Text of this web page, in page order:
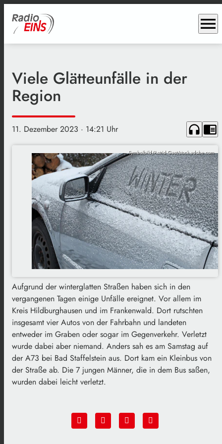
menu
Viele Glätteunfälle in der
Region
11. Dezember 2023 · 14:21 Uhr headphones chrome_reader_mode
Symbolbild/Astrid Gast/stock.adobe.com
Aufgrund der winterglatten Straßen haben sich in den
vergangenen Tagen einige Unfälle ereignet. Vor allem im
Kreis Hildburghausen und im Frankenwald. Dort rutschten
insgesamt vier Autos von der Fahrbahn und landeten
entweder im Graben oder sogar im Gegenverkehr. Verletzt
wurde dabei aber niemand. Anders sah es am Samstag auf
der A73 bei Bad Staffelstein aus. Dort kam ein Kleinbus von
der Straße ab. Die 7 jungen Männer, die in dem Bus saßen,
wurden dabei leicht verletzt.